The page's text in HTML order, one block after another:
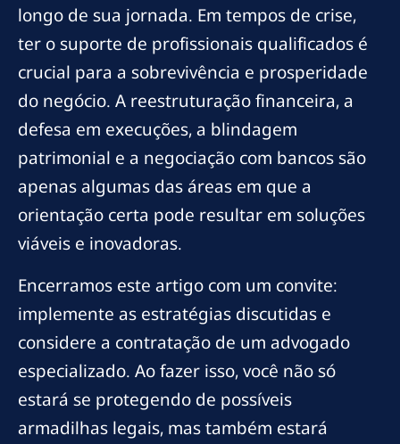
longo de sua jornada. Em tempos de crise,
ter o suporte de profissionais qualificados é
crucial para a sobrevivência e prosperidade
do negócio. A reestruturação financeira, a
defesa em execuções, a blindagem
patrimonial e a negociação com bancos são
apenas algumas das áreas em que a
orientação certa pode resultar em soluções
viáveis e inovadoras.
Encerramos este artigo com um convite:
implemente as estratégias discutidas e
considere a contratação de um advogado
especializado. Ao fazer isso, você não só
estará se protegendo de possíveis
armadilhas legais, mas também estará